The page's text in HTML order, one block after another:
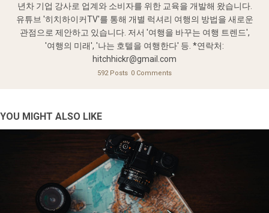
년차 기업 강사로 업계와 소비자를 위한 교육을 개발해 왔습니다.
유튜브 '히치하이커TV'를 통해 개별 럭셔리 여행의 방법을 새로운
관점으로 제안하고 있습니다. 저서 '여행을 바꾸는 여행 트렌드',
'여행의 미래', '나는 호텔을 여행한다' 등. *연락처:
hitchhickr@gmail.com
592 Posts 0 Comments
YOU MIGHT ALSO LIKE